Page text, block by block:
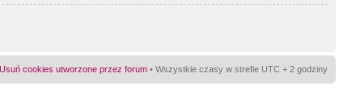
Usuń cookies utworzone przez forum • Wszystkie czasy w strefie UTC + 2 godziny